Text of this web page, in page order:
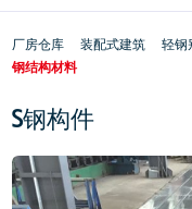
厂房仓库 装配式建筑 轻钢
钢结构材料
S钢构件